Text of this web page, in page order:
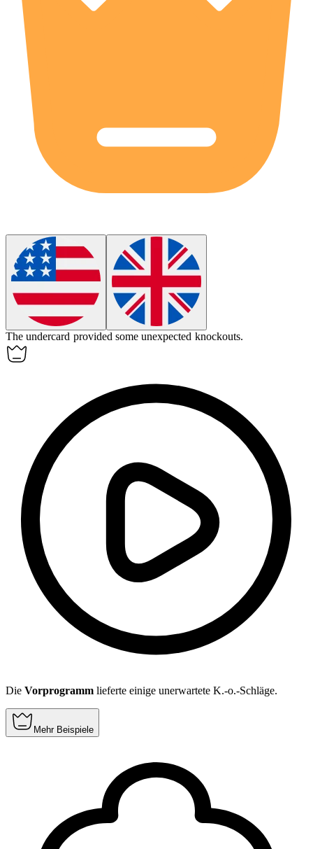
Theundercard provided some unexpected knockouts.
Die Vorprogramm lieferte einige unerwartete K.-o.-Schläge.
Mehr Beispiele